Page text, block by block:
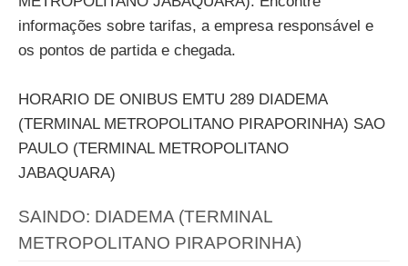
informações sobre tarifas, a empresa responsável e
os pontos de partida e chegada.
HORARIO DE ONIBUS EMTU 289 DIADEMA
(TERMINAL METROPOLITANO PIRAPORINHA) SAO
PAULO (TERMINAL METROPOLITANO
JABAQUARA)
SAINDO: DIADEMA (TERMINAL
METROPOLITANO PIRAPORINHA)